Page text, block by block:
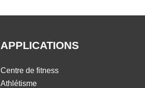
APPLICATIONS
Centre de fitness
Athlétisme